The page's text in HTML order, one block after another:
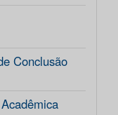
Conclusão